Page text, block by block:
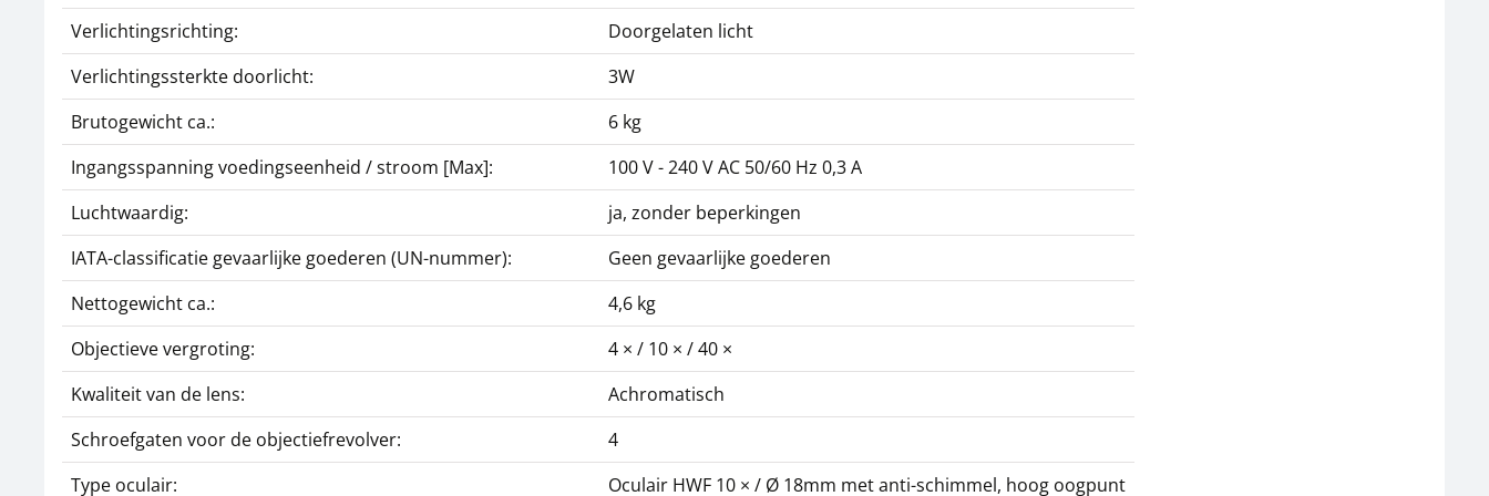
Verlichtingsrichting:
Doorgelaten licht
Verlichtingssterkte doorlicht:
3W
Brutogewicht ca.:
6 kg
Ingangsspanning voedingseenheid / stroom [Max]:
100 V - 240 V AC 50/60 Hz 0,3 A
Luchtwaardig:
ja, zonder beperkingen
IATA-classificatie gevaarlijke goederen (UN-nummer):
Geen gevaarlijke goederen
Nettogewicht ca.:
4,6 kg
Objectieve vergroting:
4 × / 10 × / 40 ×
Kwaliteit van de lens:
Achromatisch
Schroefgaten voor de objectiefrevolver:
4
Type oculair:
Oculair HWF 10 × / Ø 18mm met anti-schimmel, hoog oogpunt